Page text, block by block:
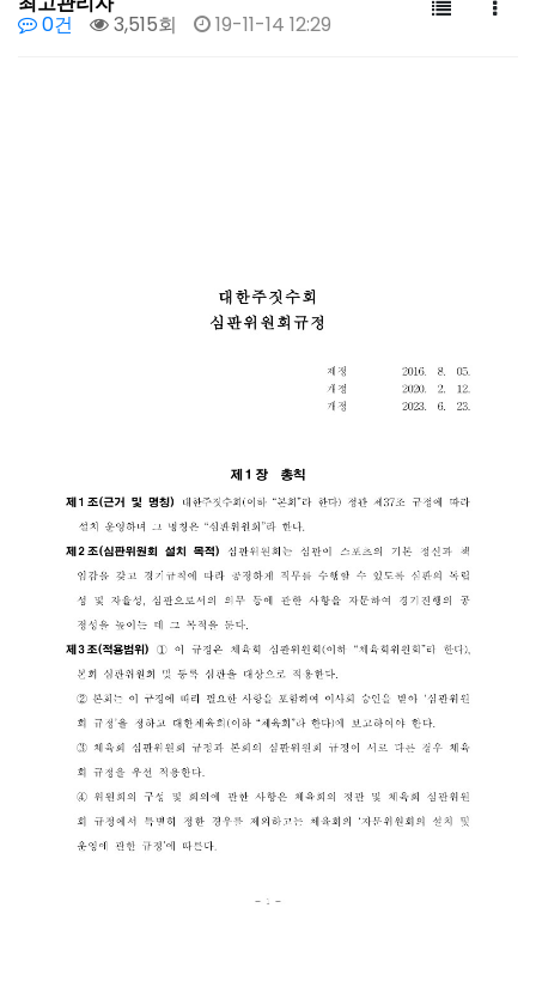
0건 3,515회 19-11-14 12:29